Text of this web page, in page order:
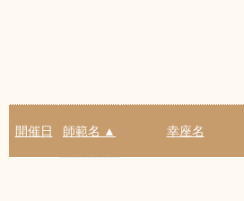
開催日 師範名 ▲ 幸座名